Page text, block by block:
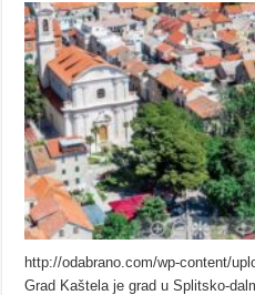
http://odabrano.com/wp-content/
Grad Kaštela je grad u Splitsko-